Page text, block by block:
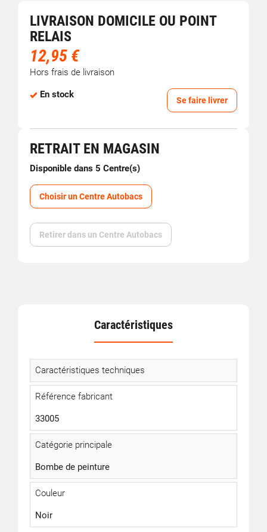
LIVRAISON DOMICILE OU POINT
RELAIS
12,95 €
Hors frais de livraison
En stock
Se faire livrer
RETRAIT EN MAGASIN
Disponible dans 5 Centre(s)
Choisir un Centre Autobacs
Retirer dans un Centre Autobacs
Caractéristiques
Caractéristiques techniques
Référence fabricant
33005
Catégorie principale
Bombe de peinture
Couleur
Noir